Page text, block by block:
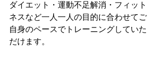
ダイエット・運動不足解消・フィット
ネスなど一人一人の目的に合わせてご
自身のペースでトレーニングしていた
だけます。